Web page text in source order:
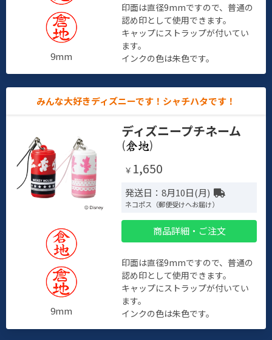
9mm
印面は直径9mmですので、普通の
認め印として使用できます。
キャップにストラップが付いてい
ます。
インクの色は朱色です。
みんな大好きディズニーです！シャチハタです！
9mm
ディズニープチネーム
( )
￥ 1,650
発送日：8月10日(月)
ネコポス（郵便受けへお届け）
商品詳細・ご注文
印面は直径9mmですので、普通の
認め印として使用できます。
キャップにストラップが付いてい
ます。
インクの色は朱色です。